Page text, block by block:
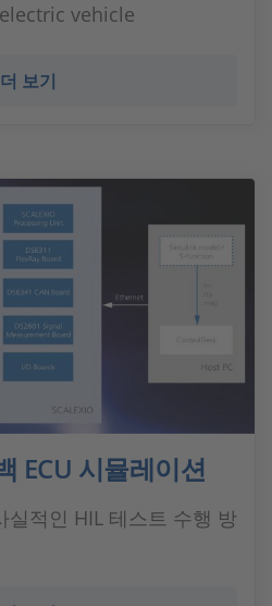
vehicle
더 보기
ECU 시뮬레이션
실적인 HIL 테스트 수행 방